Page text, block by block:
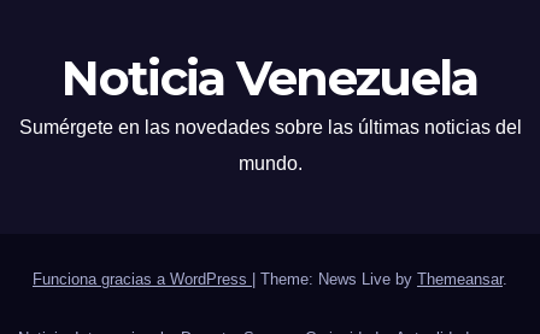
Noticia Venezuela
Sumérgete en las novedades sobre las últimas noticias del
mundo.
Funciona gracias a WordPress Theme: News Live by Themeansar.